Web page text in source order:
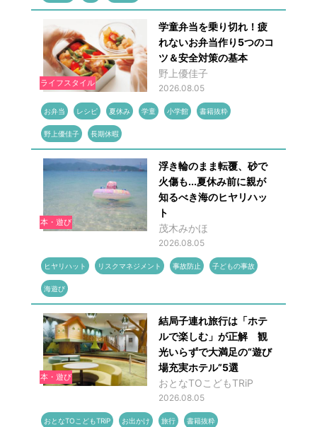
ライフスタイル
学童弁当を乗り切れ！疲
れないお弁当作り5つのコ
ツ＆安全対策の基本
野上優佳子
2026.08.05
お弁当 レシピ 夏休み 学童 小学館 書籍抜粋
野上優佳子 長期休暇
本・遊び
浮き輪のまま転覆、砂で
火傷も...夏休み前に親が
知るべき海のヒヤリハッ
ト
茂木みかほ
2026.08.05
ヒヤリハット リスクマネジメント 事故防止 子どもの事故
海遊び
本・遊び
結局子連れ旅行は「ホテ
ルで楽しむ」が正解 観
光いらずで大満足の“遊び
場充実ホテル”5選
おとなTOこどもTRiP
2026.08.05
おとなTOこどもTRiP お出かけ 旅行 書籍抜粋